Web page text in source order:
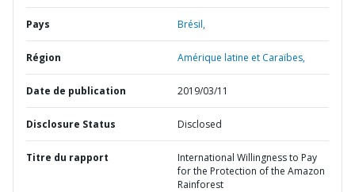
Pays Brésil,
Région Amérique latine et Caraïbes,
Date de publication 2019/03/11
Disclosure Status Disclosed
Titre du rapport
International Willingness to Pay
for the Protection of the Amazon
Rainforest